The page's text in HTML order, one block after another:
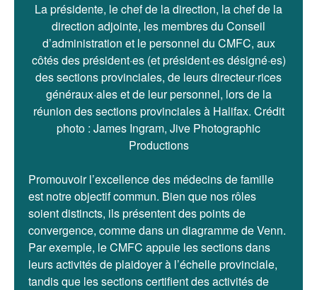
La présidente, le chef de la direction, la chef de la
direction adjointe, les membres du Conseil
d’administration et le personnel du CMFC, aux
côtés des président·es (et président·es désigné·es)
des sections provinciales, de leurs directeur·rices
généraux·ales et de leur personnel, lors de la
réunion des sections provinciales à Halifax. Crédit
photo : James Ingram, Jive Photographic
Productions
Promouvoir l’excellence des médecins de famille
est notre objectif commun. Bien que nos rôles
soient distincts, ils présentent des points de
convergence, comme dans un diagramme de Venn.
Par exemple, le CMFC appuie les sections dans
leurs activités de plaidoyer à l’échelle provinciale,
tandis que les sections certifient des activités de